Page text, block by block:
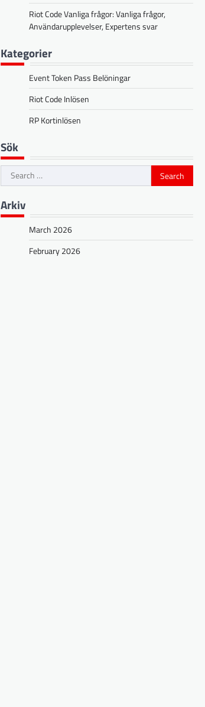
Riot Code Vanliga frågor: Vanliga frågor,
Användarupplevelser, Expertens svar
Kategorier
Event Token Pass Belöningar
Riot Code Inlösen
RP Kortinlösen
Sök
Search
for:
Arkiv
March 2026
February 2026